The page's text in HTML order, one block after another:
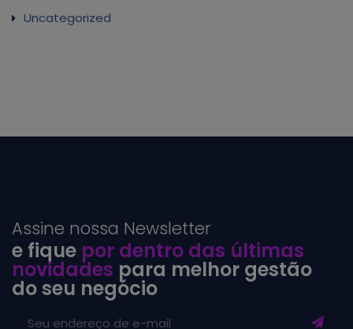
Uncategorized
Assine nossa Newsletter
e fique por dentro das últimas
novidades para melhor gestão
do seu negócio